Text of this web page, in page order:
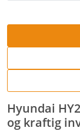
Hyundai
og kraftig